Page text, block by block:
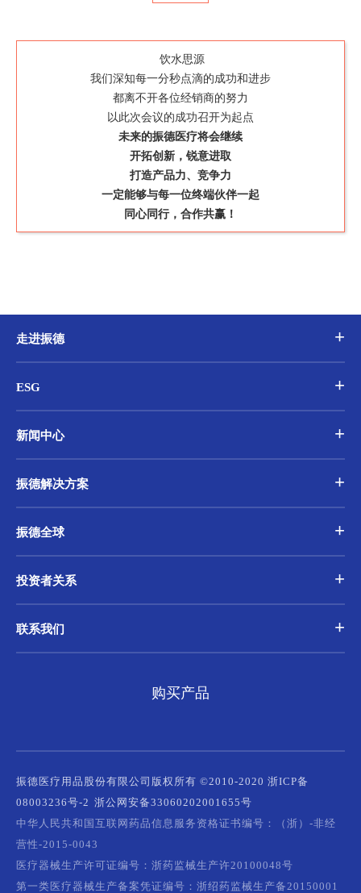
饮水思源
我们深知每一分秒点滴的成功和进步
都离不开各位经销商的努力
以此次会议的成功召开为起点
未来的振德医疗将会继续
开拓创新，锐意进取
打造产品力、竞争力
一定能够与每一位终端伙伴一起
同心同行，合作共赢！
走进振德
ESG
新闻中心
振德解决方案
振德全球
投资者关系
联系我们
购买产品
振德医疗用品股份有限公司版权所有 ©2010-2020 浙ICP备
08003236号-2 浙公网安备33060202001655号
中华人民共和国互联网药品信息服务资格证书编号：（浙）-非经
营性-2015-0043
医疗器械生产许可证编号：浙药监械生产许20100048号
第一类医疗器械生产备案凭证编号：浙绍药监械生产备20150001